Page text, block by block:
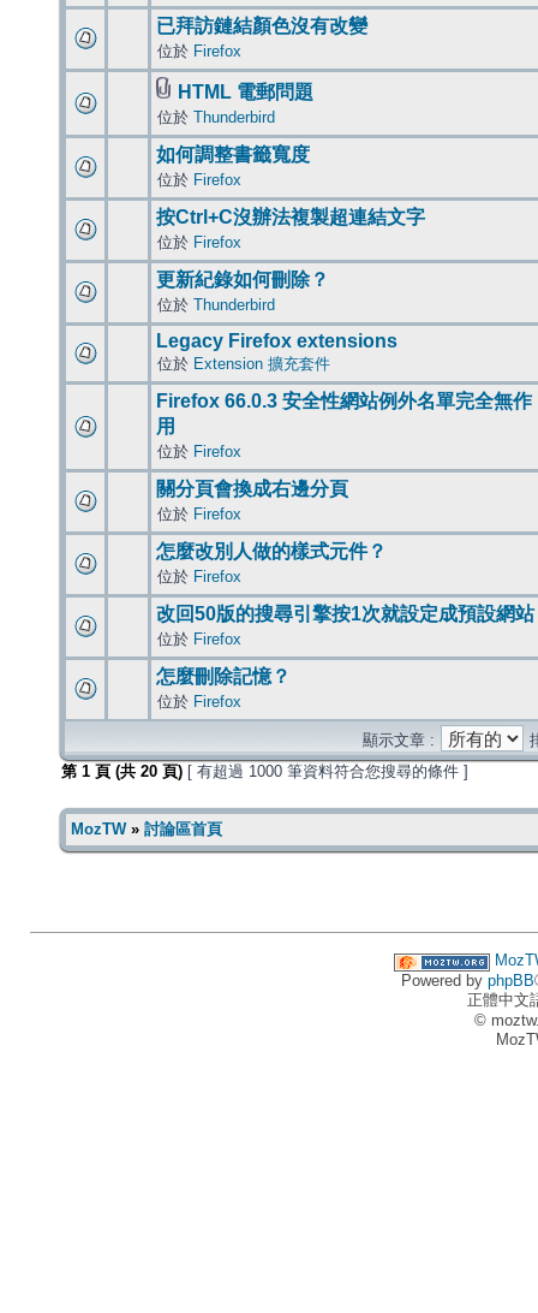
已拜訪鏈結顏色沒有改變
位於 Firefox
HTML 電郵問題
位於 Thunderbird
如何調整書籤寬度
位於 Firefox
按Ctrl+C沒辦法複製超連結文字
位於 Firefox
更新紀錄如何刪除？
位於 Thunderbird
Legacy Firefox extensions
位於 Extension 擴充套件
Firefox 66.0.3 安全性網站例外名單完全無作
用
位於 Firefox
關分頁會換成右邊分頁
位於 Firefox
怎麼改別人做的樣式元件？
位於 Firefox
改回50版的搜尋引擎按1次就設定成預設網站
位於 Firefox
怎麼刪除記憶？
位於 Firefox
顯示文章 :
第 1 頁 (共 20 頁) [ 有超過 1000 筆資料符合您搜尋的條件 ]
MozTW» 討論區首頁
Powered by phpBB
正體中文
©